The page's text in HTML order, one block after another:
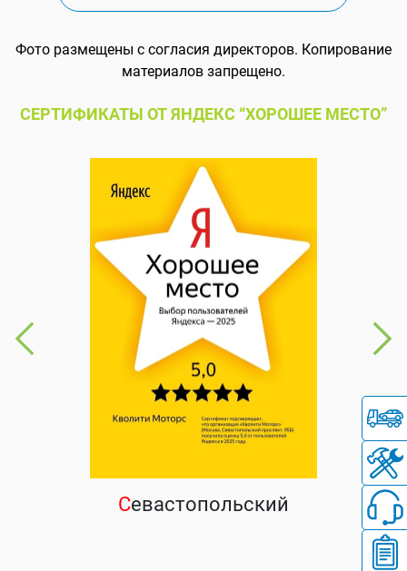
Фото размещены с согласия директоров. Копирование
материалов запрещено.
СЕРТИФИКАТЫ ОТ ЯНДЕКС “ХОРОШЕЕ МЕСТО”
Севастопольский